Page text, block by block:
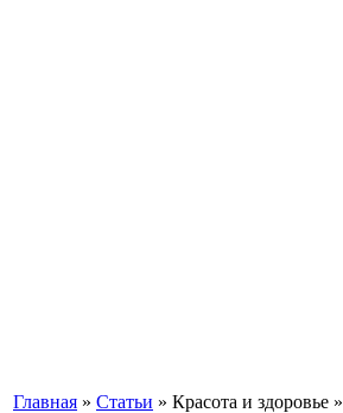
Главная » Статьи » Красота и здоровье »